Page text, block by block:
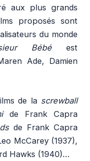
aux plus grands
proposés sont
du monde
Bébéest
Ade, Damien
de la screwball
de Frank Capra
de Frank Capra
McCarey (1937),
Hawks (1940)…